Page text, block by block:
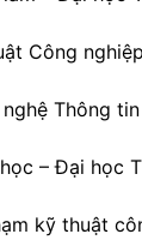
Công
Thông
– Đại học
kỹ thuật